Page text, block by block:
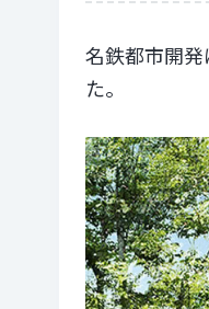
名鉄都市開
た。